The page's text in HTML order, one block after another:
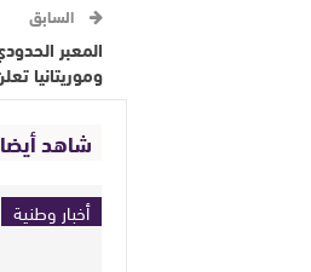
السابق
المعبر
وموريتانيا
شاهد أيضا
أخبار وطنية